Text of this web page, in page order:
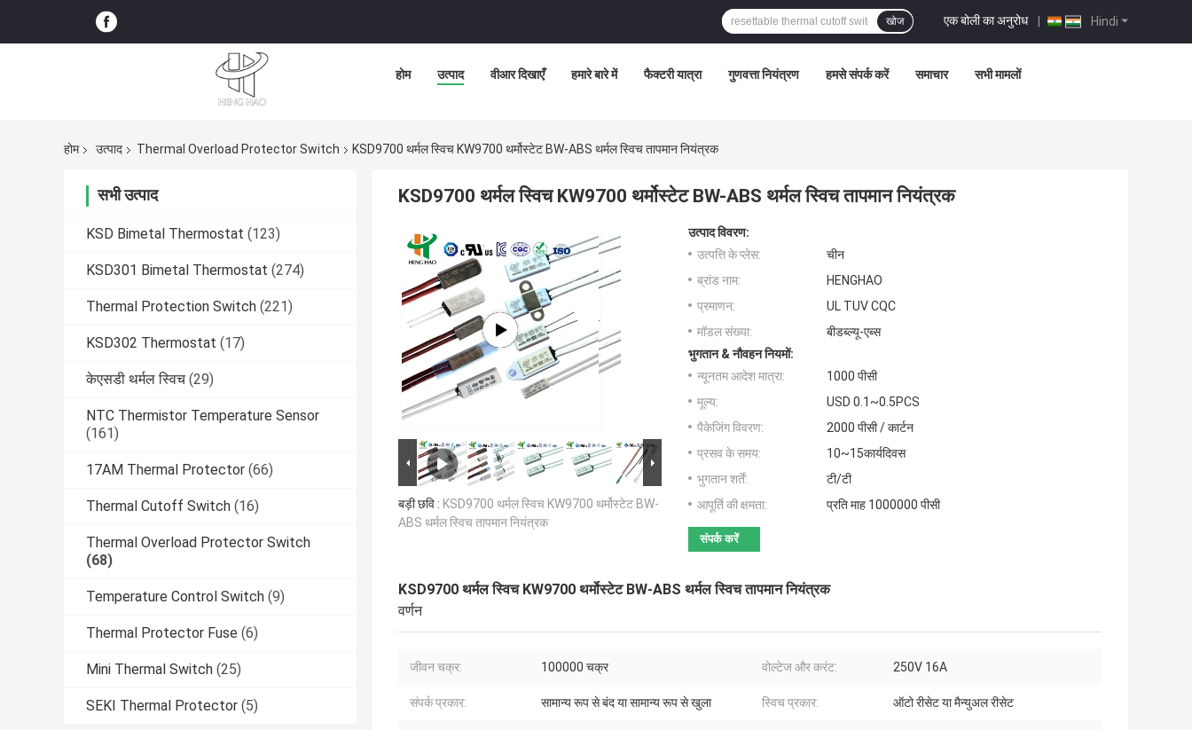
Hindi
एक बोली का अनुरोध |
खोज
होम उत्पाद वीआर दिखाएँ हमारे बारे में फैक्टरी यात्रा गुणवत्ता नियंत्रण हमसे संपर्क करें समाचार सभी मामलों
होम उत्पाद Thermal Overload Protector Switch KSD9700 थर्मल स्विच KW9700 थर्मोस्टेट BW-ABS थर्मल स्विच तापमान नियंत्रक
सभी उत्पाद
KSD Bimetal Thermostat (123)
KSD301 Bimetal Thermostat (274)
Thermal Protection Switch (221)
KSD302 Thermostat (17)
केएसडी थर्मल स्विच (29)
NTC Thermistor Temperature Sensor
(161)
17AM Thermal Protector (66)
Thermal Cutoff Switch (16)
Thermal Overload Protector Switch
(68)
Temperature Control Switch (9)
Thermal Protector Fuse (6)
Mini Thermal Switch (25)
SEKI Thermal Protector (5)
KSD9700 थर्मल स्विच KW9700 थर्मोस्टेट BW-ABS थर्मल स्विच तापमान नियंत्रक
बड़ी छवि : KSD9700 थर्मल स्विच KW9700 थर्मोस्टेट BW-
ABS थर्मल स्विच तापमान नियंत्रक
उत्पाद विवरण:
उत्पत्ति के प्लेस:
चीन
ब्रांड नाम:
HENGHAO
प्रमाणन:
UL TUV CQC
मॉडल संख्या:
बीडब्ल्यू-एब्स
भुगतान & नौवहन नियमों:
न्यूनतम आदेश मात्रा:
1000 पीसी
मूल्य:
USD 0.1~0.5PCS
पैकेजिंग विवरण:
2000 पीसी / कार्टन
प्रसव के समय:
10~15कार्यदिवस
भुगतान शर्तें:
टी/टी
आपूर्ति की क्षमता:
प्रति माह 1000000 पीसी
संपर्क करें
KSD9700 थर्मल स्विच KW9700 थर्मोस्टेट BW-ABS थर्मल स्विच तापमान नियंत्रक
वर्णन
जीवन चक्र: 100000 चक्र वोल्टेज और करंट: 250V 16A
संपर्क प्रकार: सामान्य रूप से बंद या सामान्य रूप से खुला स्विच प्रकार: ऑटो रीसेट या मैन्युअल रीसेट